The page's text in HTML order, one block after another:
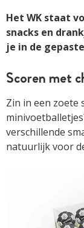
Het WK staat
snacks en
je in de
Scoren met
Zin in een zoete
verschillende
natuurlijk voor